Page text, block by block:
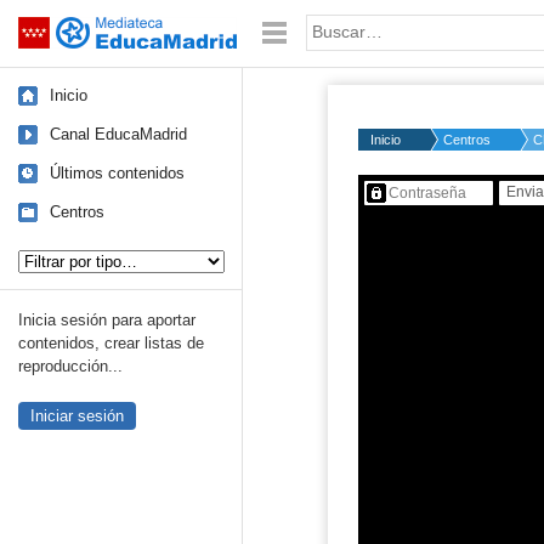
Saltar navegación Palabra o frase:
Inicio
Canal EducaMadrid
Últimos contenidos
Centros
Inicia sesión para aportar
contenidos, crear listas de
reproducción...
Iniciar sesión
Inicio Centros
Contenido protegido…